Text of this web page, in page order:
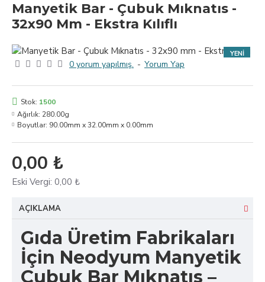
Manyetik Bar - Çubuk Mıknatıs -
32x90 Mm - Ekstra Kılıflı
YENI
0 yorum yapılmış. - Yorum Yap
0,00 ₺
Eski Vergi: 0,00 ₺
Stok: 1500
Ağırlık: 280.00g
Boyutlar: 90.00mm x 32.00mm x 0.00mm
AÇIKLAMA
Gıda Üretim Fabrikaları
İçin Neodyum Manyetik
Çubuk Bar Mıknatıs –